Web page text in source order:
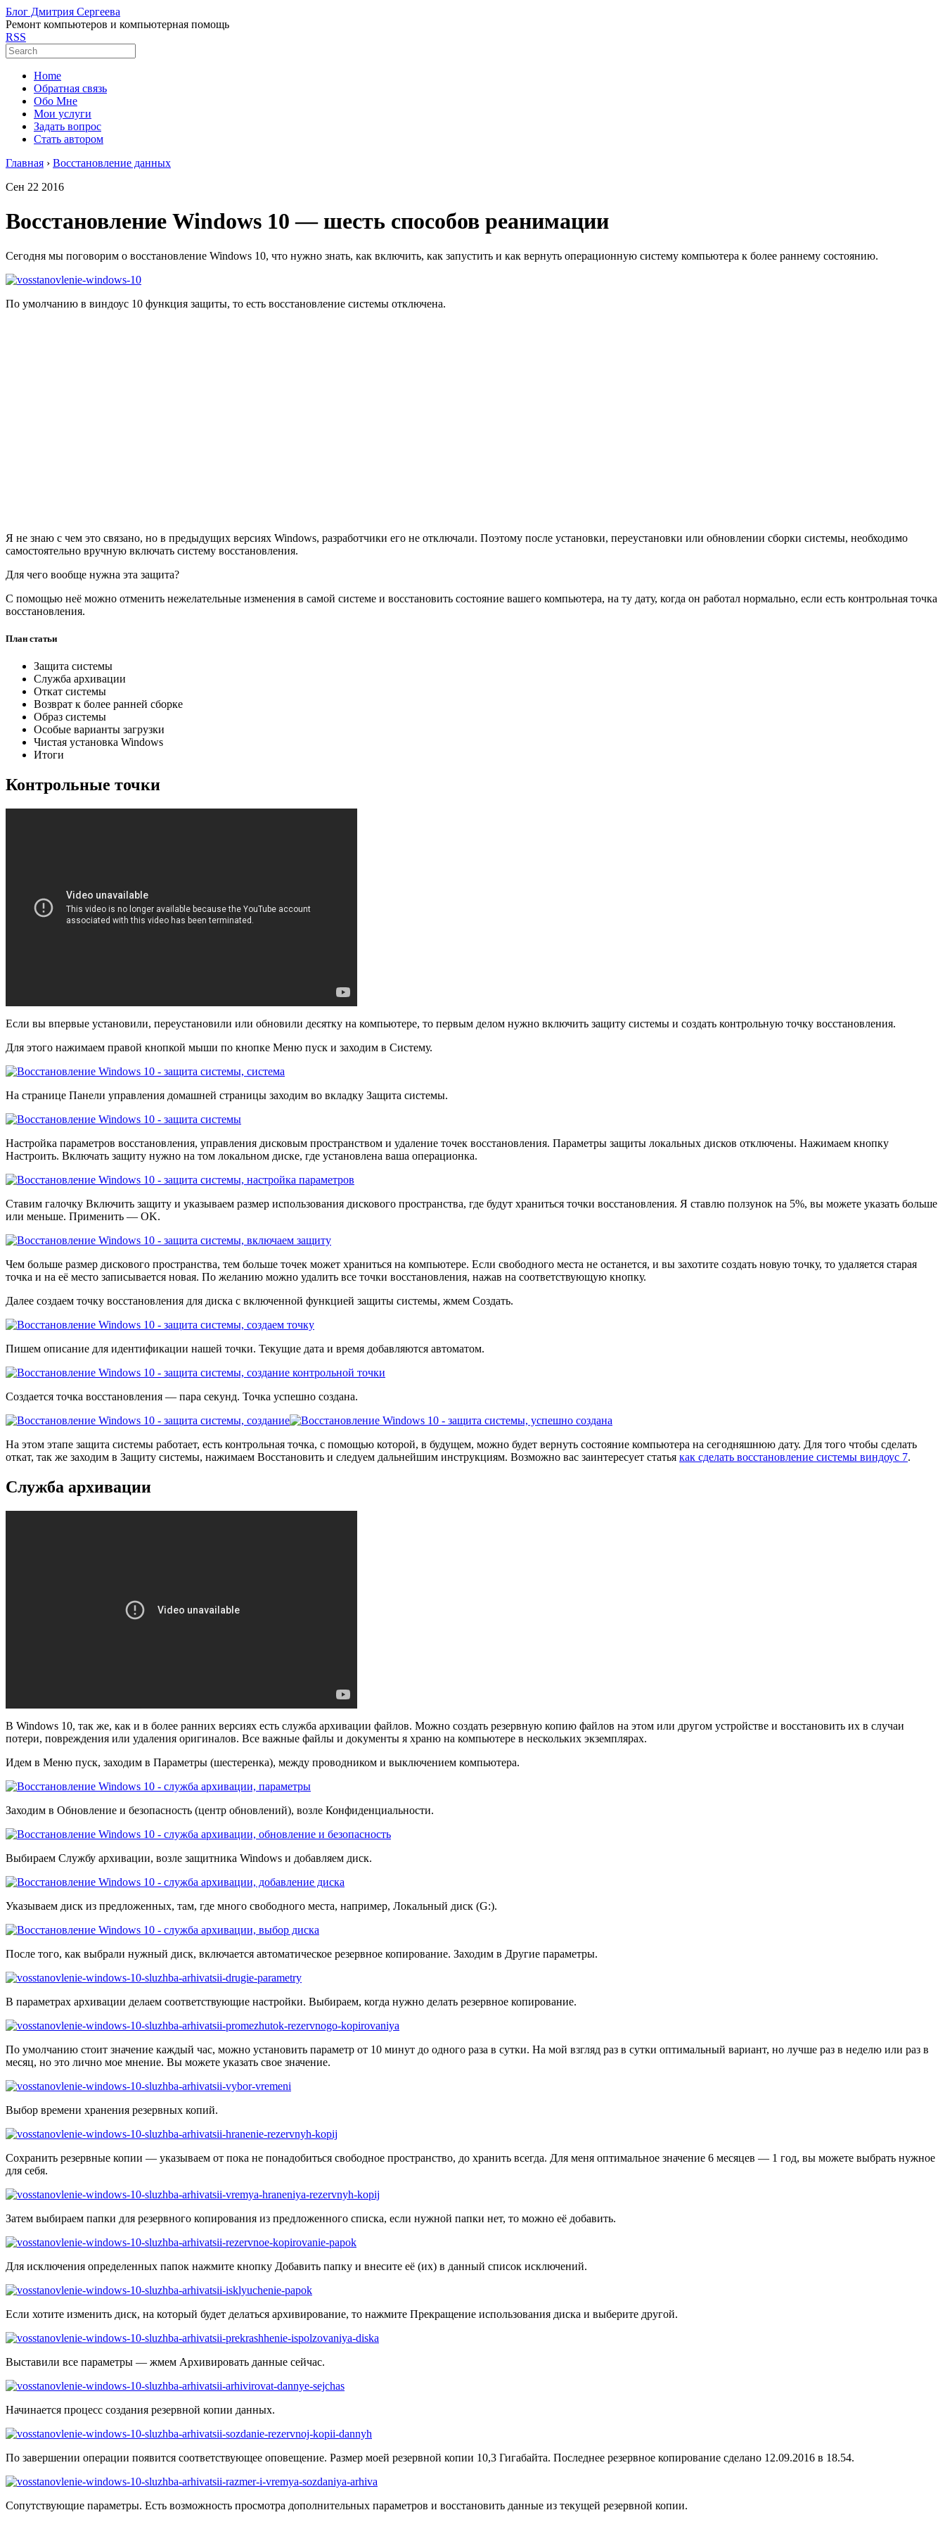
Блог Дмитрия Сергеева
Ремонт компьютеров и компьютерная помощь
RSS
Home
Обратная связь
Обо Мне
Мои услуги
Задать вопрос
Стать автором
Главная › Восстановление данных
Сен 22 2016
Восстановление Windows 10 — шесть способов реанимации
Сегодня мы поговорим о восстановление Windows 10, что нужно знать, как включить, как запустить и как вернуть операционную систему компьютера к более раннему состоянию.
По умолчанию в виндоус 10 функция защиты, то есть восстановление системы отключена.
Я не знаю с чем это связано, но в предыдущих версиях Windows, разработчики его не отключали. Поэтому после установки, переустановки или обновлении сборки системы, необходимо
самостоятельно вручную включать систему восстановления.
Для чего вообще нужна эта защита?
С помощью неё можно отменить нежелательные изменения в самой системе и восстановить состояние вашего компьютера, на ту дату, когда он работал нормально, если есть контрольная точка
восстановления.
План статьи
Защита системы
Служба архивации
Откат системы
Возврат к более ранней сборке
Образ системы
Особые варианты загрузки
Чистая установка Windows
Итоги
Контрольные точки
Если вы впервые установили, переустановили или обновили десятку на компьютере, то первым делом нужно включить защиту системы и создать контрольную точку восстановления.
Для этого нажимаем правой кнопкой мыши по кнопке Меню пуск и заходим в Систему.
На странице Панели управления домашней страницы заходим во вкладку Защита системы.
Настройка параметров восстановления, управления дисковым пространством и удаление точек восстановления. Параметры защиты локальных дисков отключены. Нажимаем кнопку
Настроить. Включать защиту нужно на том локальном диске, где установлена ваша операционка.
Ставим галочку Включить защиту и указываем размер использования дискового пространства, где будут храниться точки восстановления. Я ставлю ползунок на 5%, вы можете указать больше
или меньше. Применить — OK.
Чем больше размер дискового пространства, тем больше точек может храниться на компьютере. Если свободного места не останется, и вы захотите создать новую точку, то удаляется старая
точка и на её место записывается новая. По желанию можно удалить все точки восстановления, нажав на соответствующую кнопку.
Далее создаем точку восстановления для диска с включенной функцией защиты системы, жмем Создать.
Пишем описание для идентификации нашей точки. Текущие дата и время добавляются автоматом.
Создается точка восстановления — пара секунд. Точка успешно создана.
На этом этапе защита системы работает, есть контрольная точка, с помощью которой, в будущем, можно будет вернуть состояние компьютера на сегодняшнюю дату. Для того чтобы сделать
откат, так же заходим в Защиту системы, нажимаем Восстановить и следуем дальнейшим инструкциям. Возможно вас заинтересует статья как сделать восстановление системы виндоус 7.
Служба архивации
В Windows 10, так же, как и в более ранних версиях есть служба архивации файлов. Можно создать резервную копию файлов на этом или другом устройстве и восстановить их в случаи
потери, повреждения или удаления оригиналов. Все важные файлы и документы я храню на компьютере в нескольких экземплярах.
Идем в Меню пуск, заходим в Параметры (шестеренка), между проводником и выключением компьютера.
Заходим в Обновление и безопасность (центр обновлений), возле Конфиденциальности.
Выбираем Службу архивации, возле защитника Windows и добавляем диск.
Указываем диск из предложенных, там, где много свободного места, например, Локальный диск (G:).
После того, как выбрали нужный диск, включается автоматическое резервное копирование. Заходим в Другие параметры.
В параметрах архивации делаем соответствующие настройки. Выбираем, когда нужно делать резервное копирование.
По умолчанию стоит значение каждый час, можно установить параметр от 10 минут до одного раза в сутки. На мой взгляд раз в сутки оптимальный вариант, но лучше раз в неделю или раз в
месяц, но это лично мое мнение. Вы можете указать свое значение.
Выбор времени хранения резервных копий.
Сохранить резервные копии — указываем от пока не понадобиться свободное пространство, до хранить всегда. Для меня оптимальное значение 6 месяцев — 1 год, вы можете выбрать нужное
для себя.
Затем выбираем папки для резервного копирования из предложенного списка, если нужной папки нет, то можно её добавить.
Для исключения определенных папок нажмите кнопку Добавить папку и внесите её (их) в данный список исключений.
Если хотите изменить диск, на который будет делаться архивирование, то нажмите Прекращение использования диска и выберите другой.
Выставили все параметры — жмем Архивировать данные сейчас.
Начинается процесс создания резервной копии данных.
По завершении операции появится соответствующее оповещение. Размер моей резервной копии 10,3 Гигабайта. Последнее резервное копирование сделано 12.09.2016 в 18.54.
Сопутствующие параметры. Есть возможность просмотра дополнительных параметров и восстановить данные из текущей резервной копии.